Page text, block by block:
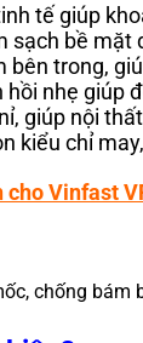
tế giúp
sạch bề
bên trong,
nhẹ giúp
giúp nội
kiểu chỉ
Vinfast
chống bám